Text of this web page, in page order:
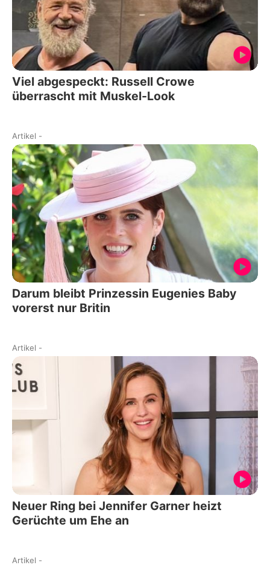
Viel abgespeckt: Russell Crowe
überrascht mit Muskel-Look
Artikel -
Darum bleibt Prinzessin Eugenies Baby
vorerst nur Britin
Artikel -
Neuer Ring bei Jennifer Garner heizt
Gerüchte um Ehe an
Artikel -